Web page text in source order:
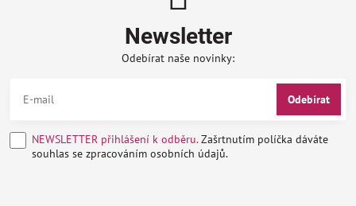
Newsletter
Odebírat naše novinky:
Odebírat
NEWSLETTER přihlášení k odběru.Zašrtnutím políčka dáváte
souhlas se zpracováním osobních údajů.